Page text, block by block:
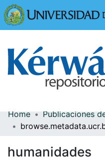
Communities & Collections
Home
humanidades